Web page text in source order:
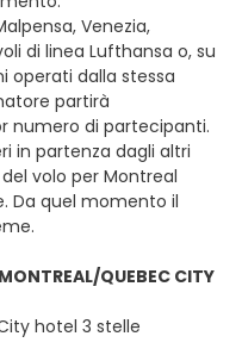
Venezia,
di linea Lufthansa o, su
operati dalla stessa
partirà
numero di partecipanti.
in partenza dagli altri
volo per Montreal
Da quel momento il
QUEBEC CITY
hotel 3 stelle